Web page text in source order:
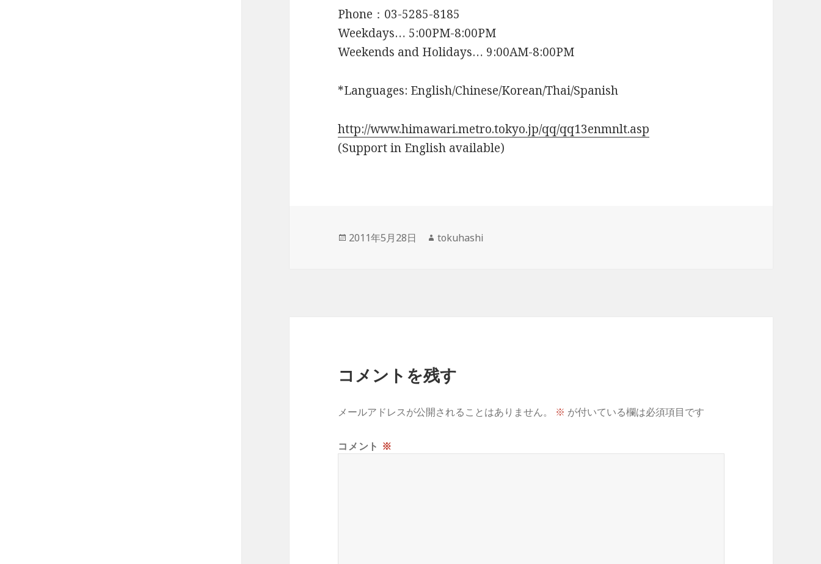
Phone：03-5285-8185
Weekdays… 5:00PM-8:00PM
Weekends and Holidays… 9:00AM-8:00PM
*Languages: English/Chinese/Korean/Thai/Spanish
http://www.himawari.metro.tokyo.jp/qq/qq13enmnlt.asp
(Support in English available)
投
2011年5月28日
作
tokuhashi
コメントを残す
メールアドレスが公開されることはありません。 ※ が付いている欄は必須項目です
コメント ※